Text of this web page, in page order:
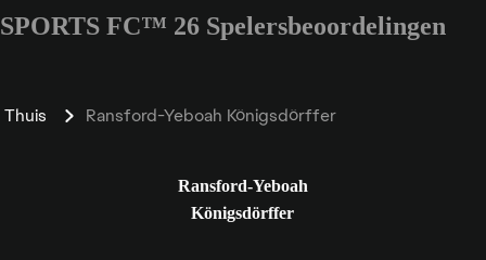
SPORTS FC™ 26 Spelersbeoordelingen
Thuis Ransford-Yeboah Königsdörffer
Ransford-Yeboah
Königsdörffer